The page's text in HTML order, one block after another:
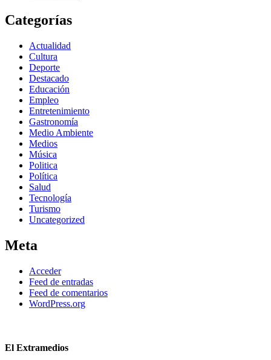
Categorías
Actualidad
Cultura
Deporte
Destacado
Educación
Empleo
Entretenimiento
Gastronomía
Medio Ambiente
Medios
Música
Politica
Política
Salud
Tecnología
Turismo
Uncategorized
Meta
Acceder
Feed de entradas
Feed de comentarios
WordPress.org
El Extramedios